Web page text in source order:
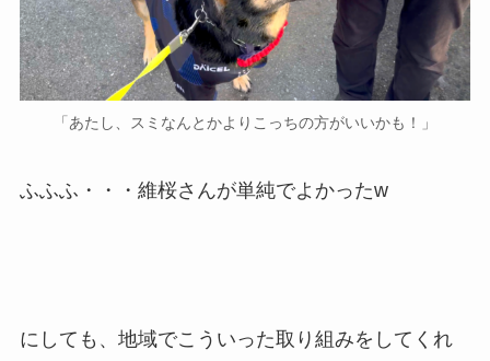
「あたし、スミなんとかよりこっちの方がいいかも！」
ふふふ・・・維桜さんが単純でよかったw
にしても、地域でこういった取り組みをしてくれ